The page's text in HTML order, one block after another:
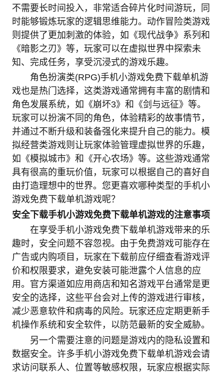
不需要长时间投入，非常适合碎片化时间游玩，同
时能够锻炼玩家的逻辑思维能力。动作冒险类游戏
则提供了更加刺激的体验，如《现代战争》系列和
《暗影之刃》等，玩家可以在虚拟世界中探索未
知、完成任务，享受沉浸式的游戏乐趣。
角色扮演类(RPG)手机小游戏免费下载单机游
戏也是热门选择，这类游戏通常拥有丰富的剧情和
角色发展系统，如《崩坏3》和《剑与远征》等。
玩家可以扮演不同的角色，体验精彩的故事情节，
并通过不断升级和装备强化来提升自己的能力。模
拟经营类游戏则让玩家体验管理虚拟世界的乐趣，
如《模拟城市》和《开心农场》等。这些游戏通常
具有很高的重玩价值，玩家可以根据自己的喜好自
由打造理想中的世界。您更喜欢哪种类型的手机小
游戏免费下载单机游戏呢？
安全下载手机小游戏免费下载单机游戏的注意事项
在享受手机小游戏免费下载单机游戏带来的乐
趣时，安全问题不容忽视。由于免费游戏可能存在
广告或内购项目，玩家在下载前应仔细查看游戏评
价和权限要求，避免安装可能泄露个人信息的应
用。官方渠道如应用商店和知名游戏平台通常是更
安全的选择，这些平台会对上传的游戏进行审核，
减少恶意软件和病毒的风险。玩家还应定期更新手
机操作系统和安全软件，以防范最新的安全威胁。
另一个需要注意的问题是游戏内的隐私设置和
数据安全。许多手机小游戏免费下载单机游戏会请
求访问联系人、位置等敏感权限，玩家应根据实际